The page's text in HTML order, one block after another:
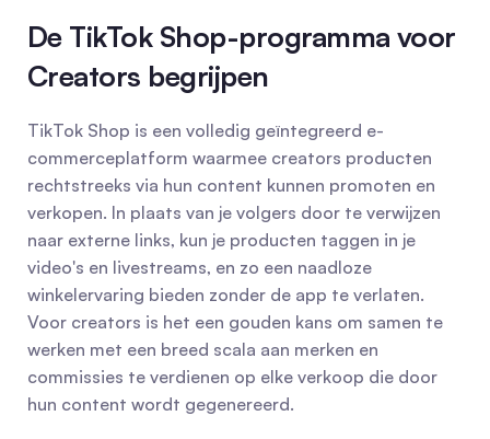
De TikTok Shop-programma voor
Creators begrijpen
TikTok Shop is een volledig geïntegreerd e-
commerceplatform waarmee creators producten
rechtstreeks via hun content kunnen promoten en
verkopen. In plaats van je volgers door te verwijzen
naar externe links, kun je producten taggen in je
video's en livestreams, en zo een naadloze
winkelervaring bieden zonder de app te verlaten.
Voor creators is het een gouden kans om samen te
werken met een breed scala aan merken en
commissies te verdienen op elke verkoop die door
hun content wordt gegenereerd.